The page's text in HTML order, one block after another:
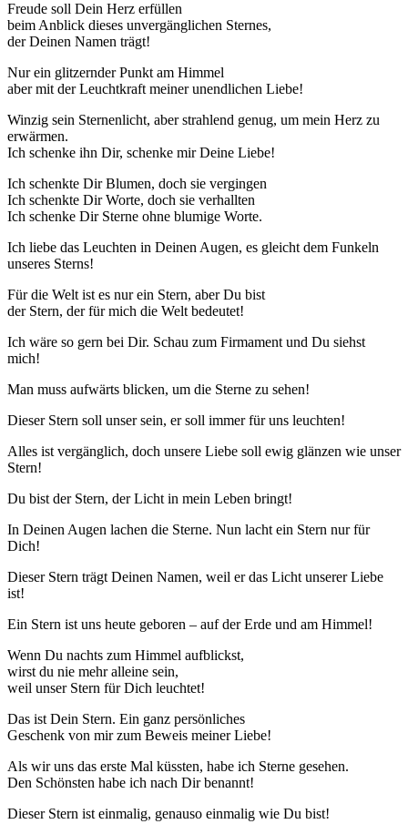
Freude soll Dein Herz erfüllen
beim Anblick dieses unvergänglichen Sternes,
der Deinen Namen trägt!
Nur ein glitzernder Punkt am Himmel
aber mit der Leuchtkraft meiner unendlichen Liebe!
Winzig sein Sternenlicht, aber strahlend genug, um mein Herz zu
erwärmen.
Ich schenke ihn Dir, schenke mir Deine Liebe!
Ich schenkte Dir Blumen, doch sie vergingen
Ich schenkte Dir Worte, doch sie verhallten
Ich schenke Dir Sterne ohne blumige Worte.
Ich liebe das Leuchten in Deinen Augen, es gleicht dem Funkeln
unseres Sterns!
Für die Welt ist es nur ein Stern, aber Du bist
der Stern, der für mich die Welt bedeutet!
Ich wäre so gern bei Dir. Schau zum Firmament und Du siehst
mich!
Man muss aufwärts blicken, um die Sterne zu sehen!
Dieser Stern soll unser sein, er soll immer für uns leuchten!
Alles ist vergänglich, doch unsere Liebe soll ewig glänzen wie unser
Stern!
Du bist der Stern, der Licht in mein Leben bringt!
In Deinen Augen lachen die Sterne. Nun lacht ein Stern nur für
Dich!
Dieser Stern trägt Deinen Namen, weil er das Licht unserer Liebe
ist!
Ein Stern ist uns heute geboren – auf der Erde und am Himmel!
Wenn Du nachts zum Himmel aufblickst,
wirst du nie mehr alleine sein,
weil unser Stern für Dich leuchtet!
Das ist Dein Stern. Ein ganz persönliches
Geschenk von mir zum Beweis meiner Liebe!
Als wir uns das erste Mal küssten, habe ich Sterne gesehen.
Den Schönsten habe ich nach Dir benannt!
Dieser Stern ist einmalig, genauso einmalig wie Du bist!